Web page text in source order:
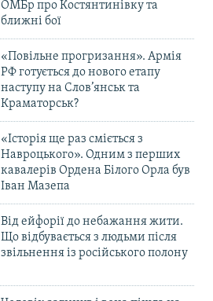
ОМБр про Костянтинівку та
ближні бої
«Повільне прогризання». Армія
РФ готується до нового етапу
наступу на Слов’янськ та
Краматорськ?
«Історія ще раз сміється з
Навроцького». Одним з перших
кавалерів Ордена Білого Орла був
Іван Мазепа
Від ейфорії до небажання жити.
Що відбувається з людьми після
звільнення із російського полону